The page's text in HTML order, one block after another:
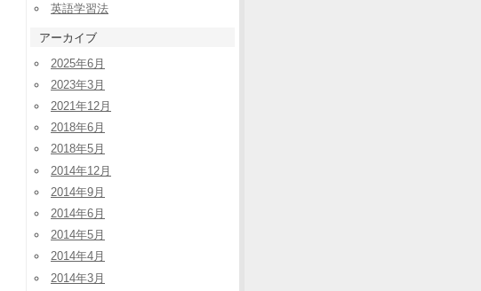
英語学習法
アーカイブ
2025年6月
2023年3月
2021年12月
2018年6月
2018年5月
2014年12月
2014年9月
2014年6月
2014年5月
2014年4月
2014年3月